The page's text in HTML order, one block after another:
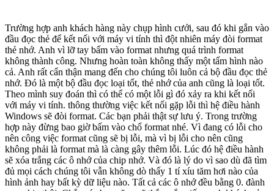
Trường hợp anh khách hàng này chụp hình cưới, sau đó khi gắn vào
đầu đọc thẻ để kết nối với máy vi tính thì đột nhiên máy đòi format
thẻ nhớ. Anh vì lỡ tay bấm vào format nhưng quá trình format
không thành công. Nhưng hoàn toàn không thấy một tấm hình nào
cả. Anh rất cẩn thận mang đến cho chúng tôi luôn cả bộ đầu đọc thẻ
nhớ. Đó là một bộ đầu đọc loại tốt, thẻ nhớ của anh cũng là loại tốt.
Theo mình suy đoán thì có thể có một lỗi gì đó xảy ra khi kết nối
với máy vi tính. thông thường việc kết nối gặp lỗi thì hệ điều hành
Windows sẽ đòi format. Các bạn phải thật sự lưu ý. Trong trường
hợp này đừng bao giờ bấm vào chổ format nhé. Vì đang có lỗi cho
nên công việc format cũng sẽ bị lỗi, mà vì bị lỗi cho nên cũng
không phải là format mà là càng gây thêm lỗi. Lúc đó hệ điều hành
sẽ xóa trắng các ô nhớ của chip nhớ. Và đó là lý do vì sao dù đã tìm
đủ mọi cách chúng tôi vẫn không dò thấy 1 tí xíu tăm hơi nào của
hình ảnh hay bất kỳ dữ liệu nào. Tất cả các ô nhớ đều bằng 0. đành